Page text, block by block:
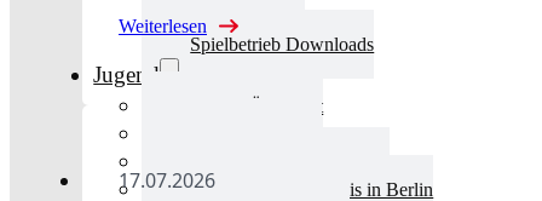
Schiedsrichter
Spielbetrieb Downloads
Jugend
Jugend Übersicht
Schulsport Tischtennis in Berlin
Weiterlesen
17.07.2026